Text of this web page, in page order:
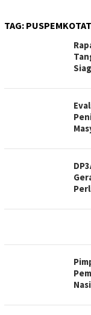
TAG: